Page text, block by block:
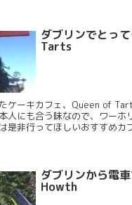
ダブリンでとっ
Tarts
ケーキカフェ、Queen of
人にも合う味なので、ワーホ
是非行ってほしいおすすめカ
ダブリンから電
Howth